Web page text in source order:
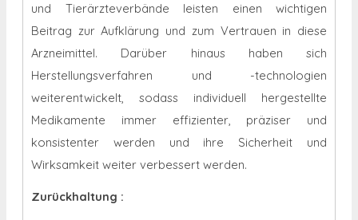
und Tierärzteverbände leisten einen wichtigen
Beitrag zur Aufklärung und zum Vertrauen in diese
Arzneimittel. Darüber hinaus haben sich
Herstellungsverfahren und -technologien
weiterentwickelt, sodass individuell hergestellte
Medikamente immer effizienter, präziser und
konsistenter werden und ihre Sicherheit und
Wirksamkeit weiter verbessert werden.
Zurückhaltung :